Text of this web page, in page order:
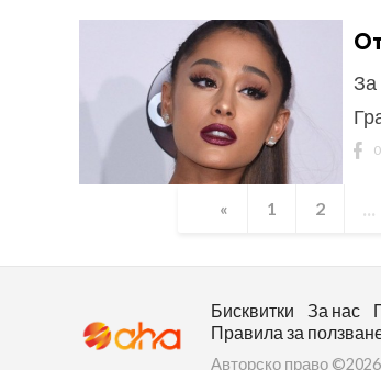
За
0
« 1 2 ...
Бисквитки За нас
Правила за
Авторско право